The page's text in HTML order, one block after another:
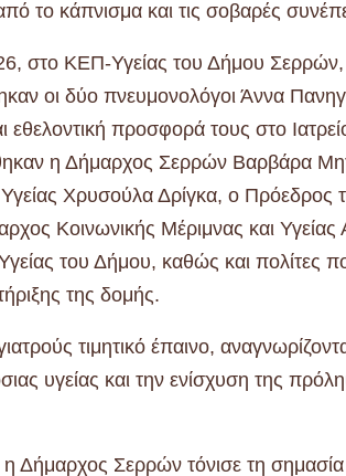
το κάπνισμα και τις σοβαρές
στο ΚΕΠ-Υγείας του Δήμου
οι δύο πνευμονολόγοι Άννα
εθελοντική προσφορά τους στο
η Δήμαρχος Σερρών Βαρβάρα
Χρυσούλα Δρίγκα, ο Πρόεδρος
Κοινωνικής Μέριμνας και Υγείας
του Δήμου, καθώς και πολίτες
της δομής.
τιμητικό έπαινο,
υγείας και την ενίσχυση της
Δήμαρχος Σερρών τόνισε τη σημασία